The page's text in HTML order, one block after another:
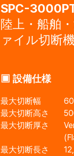
SPC-
陸上・船舶
ァイル切断機
▣ 設備仕様
最大切断幅
最大切断高さ
最大切断厚さ
最大切断長さ